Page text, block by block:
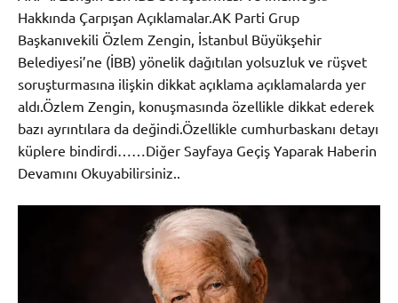
Hakkında Çarpışan Açıklamalar.AK Parti Grup
Başkanıvekili Özlem Zengin, İstanbul Büyükşehir
Belediyesi’ne (İBB) yönelik dağıtılan yolsuzluk ve rüşvet
soruşturmasına ilişkin dikkat açıklama açıklamalarda yer
aldı.Özlem Zengin, konuşmasında özellikle dikkat ederek
bazı ayrıntılara da değindi.Özellikle cumhurbaskanı detayı
küplere bindirdi……Diğer Sayfaya Geçiş Yaparak Haberin
Devamını Okuyabilirsiniz..